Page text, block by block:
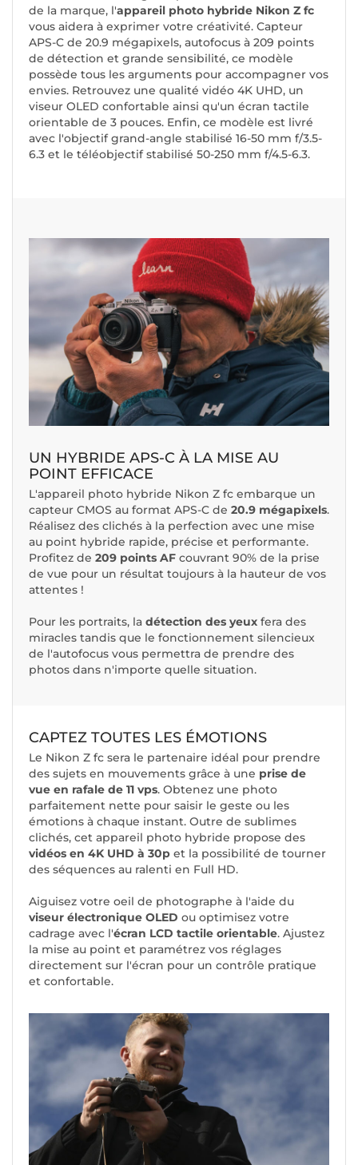
de la marque, l'appareil photo hybride Nikon Z fc
vous aidera à exprimer votre créativité. Capteur
APS-C de 20.9 mégapixels, autofocus à 209 points
de détection et grande sensibilité, ce modèle
possède tous les arguments pour accompagner vos
envies. Retrouvez une qualité vidéo 4K UHD, un
viseur OLED confortable ainsi qu'un écran tactile
orientable de 3 pouces. Enfin, ce modèle est livré
avec l'objectif grand-angle stabilisé 16-50 mm f/3.5-
6.3 et le téléobjectif stabilisé 50-250 mm f/4.5-6.3.
UN HYBRIDE APS-C À LA MISE AU
POINT EFFICACE
L'appareil photo hybride Nikon Z fc embarque un
capteur CMOS au format APS-C de 20.9 mégapixels.
Réalisez des clichés à la perfection avec une mise
au point hybride rapide, précise et performante.
Profitez de 209 points AF couvrant 90% de la prise
de vue pour un résultat toujours à la hauteur de vos
attentes !
Pour les portraits, la détection des yeux fera des
miracles tandis que le fonctionnement silencieux
de l'autofocus vous permettra de prendre des
photos dans n'importe quelle situation.
CAPTEZ TOUTES LES ÉMOTIONS
Le Nikon Z fc sera le partenaire idéal pour prendre
des sujets en mouvements grâce à une prise de
vue en rafale de 11 vps. Obtenez une photo
parfaitement nette pour saisir le geste ou les
émotions à chaque instant. Outre de sublimes
clichés, cet appareil photo hybride propose des
vidéos en 4K UHD à 30p et la possibilité de tourner
des séquences au ralenti en Full HD.
Aiguisez votre oeil de photographe à l'aide du
viseur électronique OLED ou optimisez votre
cadrage avec l'écran LCD tactile orientable. Ajustez
la mise au point et paramétrez vos réglages
directement sur l'écran pour un contrôle pratique
et confortable.